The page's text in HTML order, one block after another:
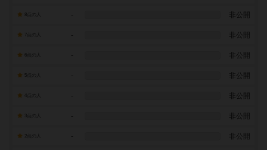
- 非公開
7点の人 - 非公開
- 非公開
- 非公開
- 非公開
- 非公開
- 非公開